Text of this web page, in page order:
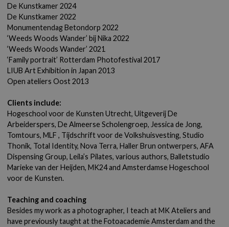
De Kunstkamer 2024
De Kunstkamer 2022
Monumentendag Betondorp 2022
‘Weeds Woods Wander’ bij Nika 2022
‘Weeds Woods Wander’ 2021
‘Family portrait’ Rotterdam Photofestival 2017
LIUBArt Exhibition in Japan 2013
Open ateliers Oost 2013
Clients include:
Hogeschool voor de Kunsten Utrecht, Uitgeverij De
Arbeiderspers, De Almeerse Scholengroep, Jessica de Jong,
Tomtours,MLF, Tijdschrift voor de Volkshuisvesting, Studio
Thonik, Total Identity, Nova Terra, Haller Brun ontwerpers,AFA
Dispensing Group, Leila’s Pilates, various authors, Balletstudio
Marieke van der Heijden,MK24and Amsterdamse Hogeschool
voor de Kunsten.
Teaching and coaching
Besides my work as a photographer, I teach atMKAteliers and
have previously taught at the Fotoacademie Amsterdam and the